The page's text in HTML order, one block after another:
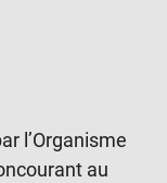
l’Organisme
au